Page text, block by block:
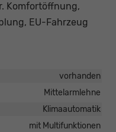
Komfortöffnung,
EU-Fahrzeug
vorhanden
Mittelarmlehne
Klimaautomatik
mit Multifunktionen